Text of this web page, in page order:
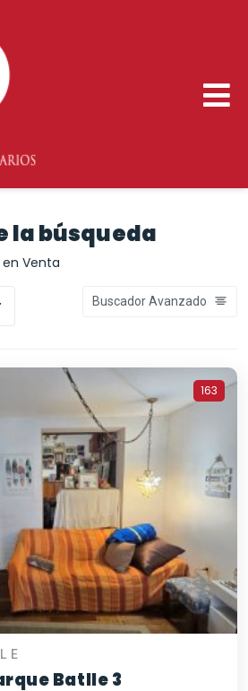
la búsqueda
Venta
Buscador Avanzado
163
Batlle 3